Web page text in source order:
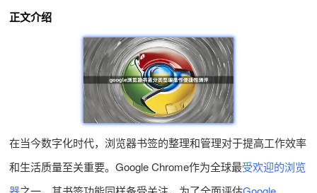
正文介绍
在当今数字化时代，浏览器书签的整理和管理对于提高工作效率
和生活质量至关重要。Google Chrome作为全球最受欢迎的浏览